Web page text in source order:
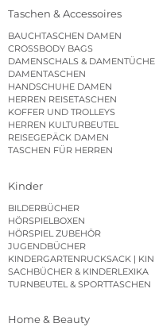
Taschen & Accessoires
BAUCHTASCHEN DAMEN
CROSSBODY BAGS
DAMENSCHALS &
DAMENTASCHEN
HANDSCHUHE DAMEN
HERREN REISETASCHEN
KOFFER UND TROLLEYS
HERREN KULTURBEUTEL
REISEGEPÄCK DAMEN
TASCHEN FÜR HERREN
Kinder
BILDERBÜCHER
HÖRSPIELBOXEN
HÖRSPIEL ZUBEHÖR
JUGENDBÜCHER
KINDERGARTENRUCKSACK |
SACHBÜCHER & KINDERLEXIKA
TURNBEUTEL & SPORTTASCHEN
Home & Beauty